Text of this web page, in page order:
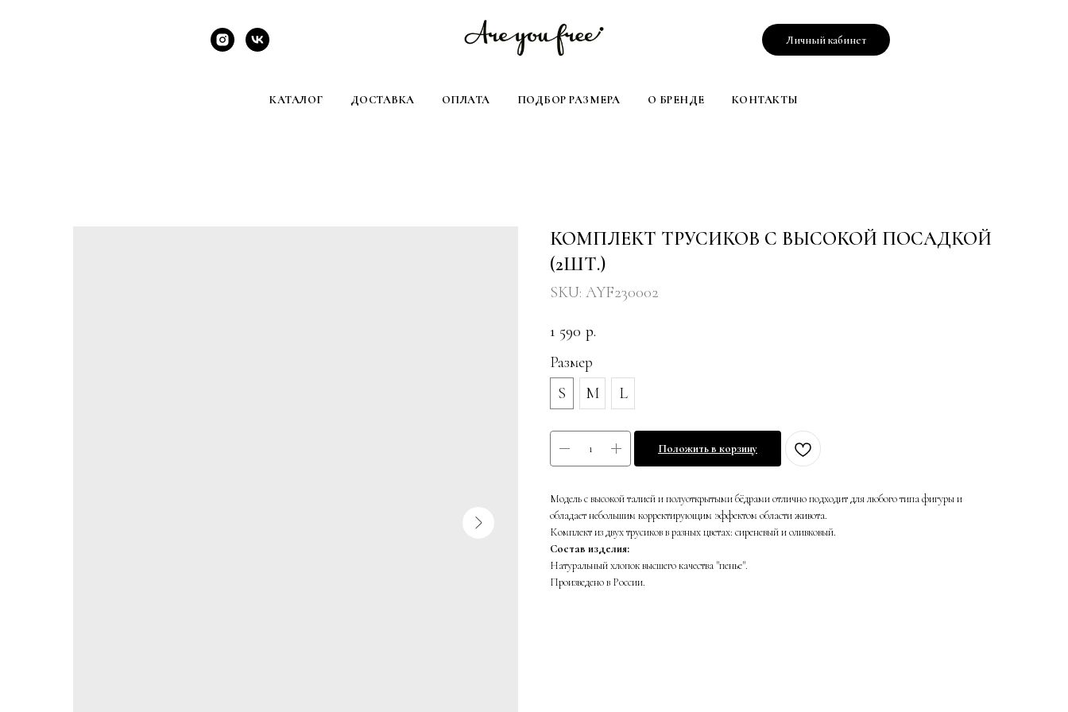
Личный кабинет
КАТАЛОГ ДОСТАВКА ОПЛАТА ПОДБОР РАЗМЕРА О БРЕНДЕ КОНТАКТЫ
КОМПЛЕКТ ТРУСИКОВ С ВЫСОКОЙ ПОСАДКОЙ
(2ШТ.)
SKU: AYF230002
1 590 р.
Размер
S
M L
Положить в корзину
Модель с высокой талией и полуоткрытыми бёдрами отлично подходит для любого типа фигуры и
обладает небольшим корректирующим эффектом области живота.
Комплект из двух трусиков в разных цветах: сиреневый и оливковый.
Состав изделия:
Натуральный хлопок высшего качества "пенье".
Произведено в России.